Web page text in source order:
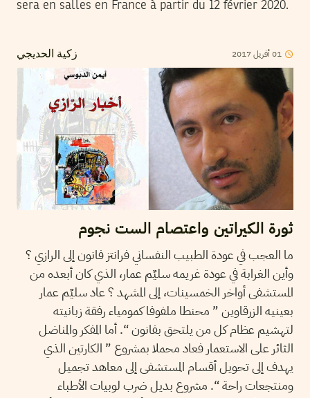
sera en salles en France à partir du 12 février 2020.
زكية الحديجي 01أفريل2017
ثورة الكيراتين واعتصام الست نجوم
ما العجب في عودة الطبيب النفساني فرانتز فانون إلى الرازي ؟
وأين الغرابة في عودة غريمه سليٌم عمار، الذي كان أبعده من
المستشفى أواخر الخمسينات، إلى المشهد ؟ عاد سليٌم عمار
بعينيه الزرقاوين ” محنطا ملفوفا كمومياء رفقة زبانيته
لتهشيم عظام كل من يلتحق بفانون “. أما المفكر والمناضل
الثائر على الاستعمار فعاد محملا بمشروع ” الكارتين الذي
يهدف إلى تحويل أقسام المستشفى إلى معاهد تجميل
ومنتجعات راحة “. مشروع بديل ضرب لوبيات الأطباء